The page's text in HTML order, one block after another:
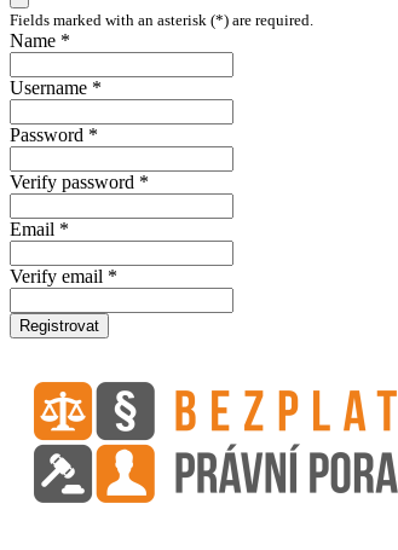
Fields marked with an asterisk (*) are required.
Name *
Username *
Password *
Verify password *
Email *
Verify email *
Registrovat